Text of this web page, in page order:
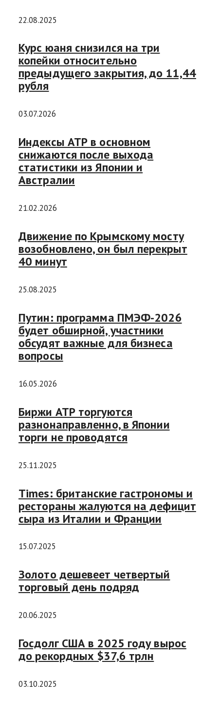
22.08.2025
Курс юаня снизился на три
копейки относительно
предыдущего закрытия, до 11,44
рубля
03.07.2026
Индексы АТР в основном
снижаются после выхода
статистики из Японии и
Австралии
21.02.2026
Движение по Крымскому мосту
возобновлено, он был перекрыт
40 минут
25.08.2025
Путин: программа ПМЭФ-2026
будет обширной, участники
обсудят важные для бизнеса
вопросы
16.05.2026
Биржи АТР торгуются
разнонаправленно, в Японии
торги не проводятся
25.11.2025
Times: британские гастрономы и
рестораны жалуются на дефицит
сыра из Италии и Франции
15.07.2025
Золото дешевеет четвертый
торговый день подряд
20.06.2025
Госдолг США в 2025 году вырос
до рекордных $37,6 трлн
03.10.2025